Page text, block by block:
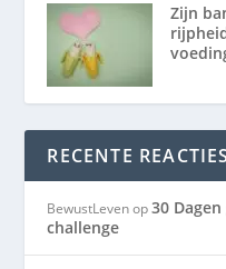
Zijn
RECENTE REACTIES
BewustLevenop30
challenge